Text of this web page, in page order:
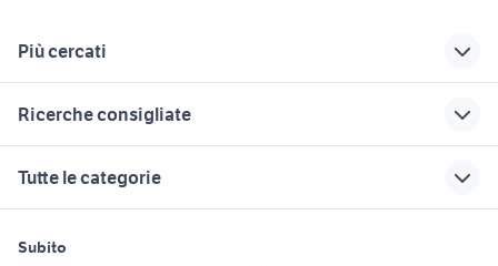
Più cercati
orologi subacquei
orologio Liguria
torino
Ricerche consigliate
case in vendita marina di ragusa
rimorchio agricolo ribaltabile
Tutte le categorie
Subito